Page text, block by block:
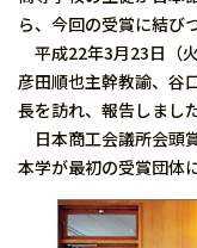
ら、今回の受賞に結び
平成22年3月23日（
彦田順也主幹教諭、谷
長を訪れ、報告しました
日本商工会議所会頭
本学が最初の受賞団体